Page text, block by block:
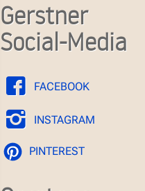
Gerstner
Social-Media
FACEBOOK
INSTAGRAM
PINTEREST